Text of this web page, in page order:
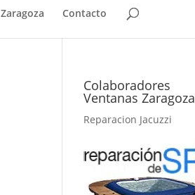
Contacto
Colaboradores
Ventanas Zaragoza
Reparacion Jacuzzi